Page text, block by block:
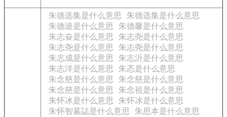
朱德选集是什么意思
朱德选集是什么意思
朱德逵是什么意思
朱德馨是什么意思
朱志奋是什么意思
朱志尧是什么意思
朱志尧是什么意思
朱志尧是什么意思
朱志成是什么意思
朱志沂是什么意思
朱志洋是什么意思
朱忞是什么意思
朱念慈是什么意思
朱念慈是什么意思
朱念慈是什么意思
朱念祖是什么意思
朱怀冰是什么意思
朱怀冰是什么意思
朱怀智墓誌是什么意思
朱思本是什么意思